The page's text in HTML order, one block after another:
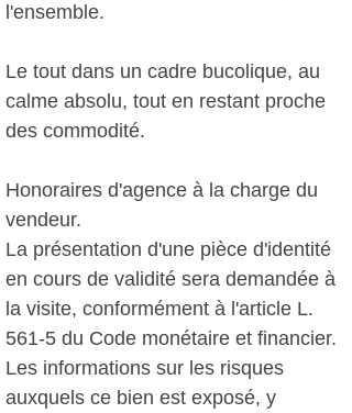
l'ensemble.
Le tout dans un cadre bucolique, au
calme absolu, tout en restant proche
des commodité.
Honoraires d'agence à la charge du
vendeur.
La présentation d'une pièce d'identité
en cours de validité sera demandée à
la visite, conformément à l'article L.
561-5 du Code monétaire et financier.
Les informations sur les risques
auxquels ce bien est exposé, y